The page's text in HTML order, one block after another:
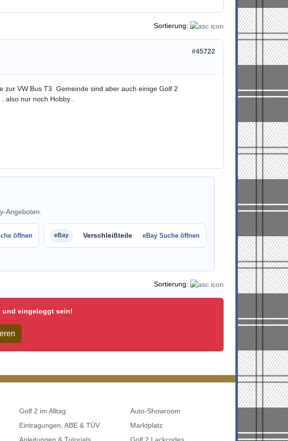
Sortierung:
#45722
zur VW Bus T3 Gemeinde sind aber auch einige Golf 2
also nur noch Hobby .
Angeboten.
öffnen Verschleißteile eBay Suche öffnen
Sortierung:
und eingeloggt sein!
Golf 2 im Alltag
Eintragungen, ABE & TÜV
Auto-Showroom
Marktplatz